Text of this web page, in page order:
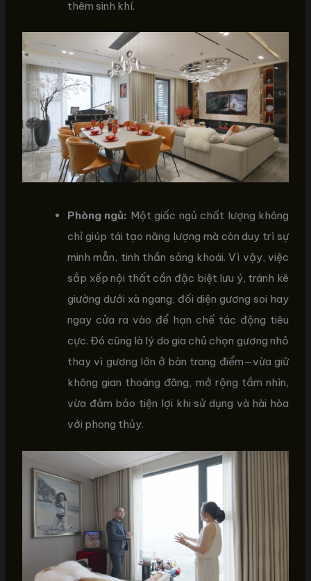
thêm sinh khí.
Phòng ngủ: Một giấc ngủ chất lượng không
chỉ giúp tái tạo năng lượng mà còn duy trì sự
minh mẫn, tinh thần sảng khoái. Vì vậy, việc
sắp xếp nội thất cần đặc biệt lưu ý, tránh kê
giường dưới xà ngang, đối diện gương soi hay
ngay cửa ra vào để hạn chế tác động tiêu
cực. Đó cũng là lý do gia chủ chọn gương nhỏ
thay vì gương lớn ở bàn trang điểm—vừa giữ
không gian thoáng đãng, mở rộng tầm nhìn,
vừa đảm bảo tiện lợi khi sử dụng và hài hòa
với phong thủy.